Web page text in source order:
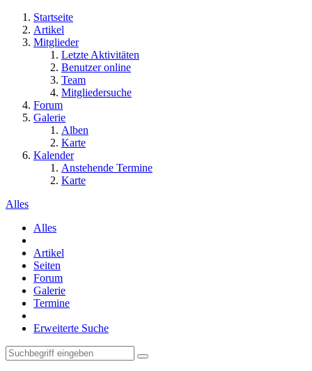
Startseite
Artikel
Mitglieder
Letzte Aktivitäten
Benutzer online
Team
Mitgliedersuche
Forum
Galerie
Alben
Karte
Kalender
Anstehende Termine
Karte
Alles
Alles
Artikel
Seiten
Forum
Galerie
Termine
Erweiterte Suche